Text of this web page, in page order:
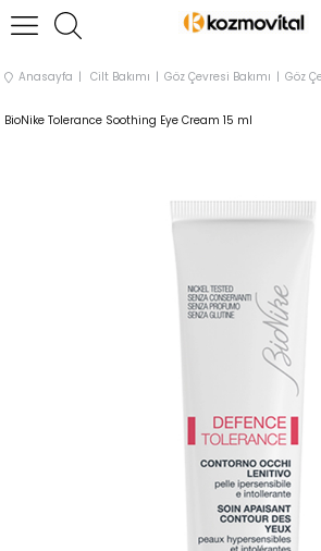
Anasayfa Cilt Bakımı Göz Çevresi Bakımı Göz
BioNike Tolerance Soothing Eye Cream 15 ml